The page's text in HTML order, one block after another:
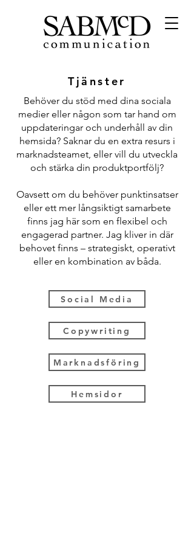
Tjänster
Behöver du stöd med dina sociala
medier eller någon som tar hand om
uppdateringar och underhåll av din
hemsida? Saknar du en extra resurs i
marknadsteamet, eller vill du utveckla
och stärka din produktportfölj?
Oavsett om du behöver punktinsatser
eller ett mer långsiktigt samarbete
finns jag här som en flexibel och
engagerad partner. Jag kliver in där
behovet finns – strategiskt, operativt
eller en kombination av båda.
Social Media
Copywriting
Marknadsföring
Hemsidor